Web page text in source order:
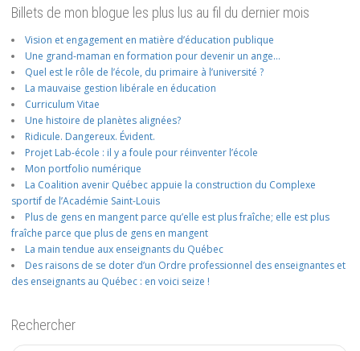
Billets de mon blogue les plus lus au fil du dernier mois
Vision et engagement en matière d’éducation publique
Une grand-maman en formation pour devenir un ange…
Quel est le rôle de l’école, du primaire à l’université ?
La mauvaise gestion libérale en éducation
Curriculum Vitae
Une histoire de planètes alignées?
Ridicule. Dangereux. Évident.
Projet Lab-école : il y a foule pour réinventer l’école
Mon portfolio numérique
La Coalition avenir Québec appuie la construction du Complexe
sportif de l’Académie Saint-Louis
Plus de gens en mangent parce qu’elle est plus fraîche; elle est plus
fraîche parce que plus de gens en mangent
La main tendue aux enseignants du Québec
Des raisons de se doter d’un Ordre professionnel des enseignantes et
des enseignants au Québec : en voici seize !
Rechercher